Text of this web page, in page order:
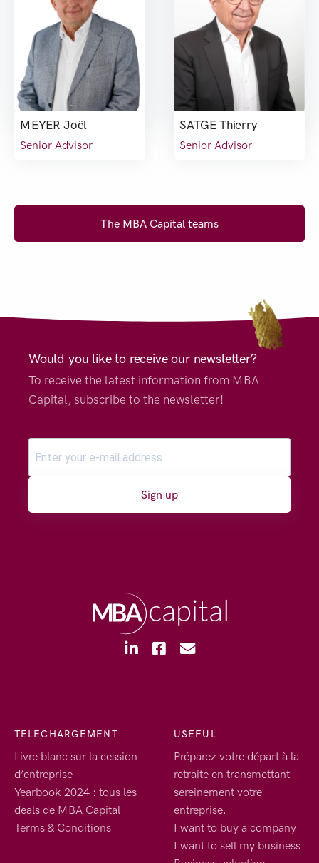
MEYER Joël
Senior Advisor
SATGE Thierry
Senior Advisor
The MBA Capital teams
Would you like to receive our newsletter?
To receive the latest information from MBA
Capital, subscribe to the newsletter!
Sign up
TELECHARGEMENT
Livre blanc sur la cession
d’entreprise
Yearbook 2024 : tous les
deals de MBA Capital
Terms & Conditions
USEFUL
Préparez votre départ à la
retraite en transmettant
sereinement votre
entreprise.
I want to buy a company
I want to sell my business